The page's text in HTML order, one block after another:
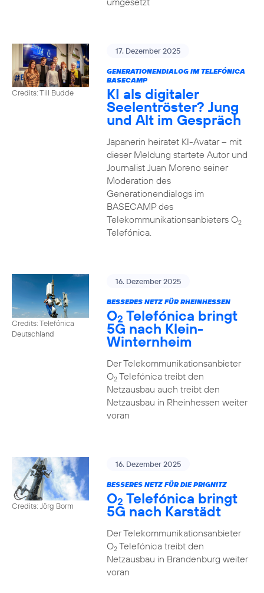
Credits: Till Budde
17. Dezember 2025
GENERATIONENDIALOG IM TELEFÓNICA
BASECAMP
KI als digitaler
Seelentröster? Jung
und Alt im Gespräch
Japanerin heiratet KI-Avatar – mit
dieser Meldung startete Autor und
Journalist Juan Moreno seiner
Moderation des
Generationendialogs im
BASECAMP des
Telekommunikationsanbieters O2
Telefónica.
Credits: Telefónica
Deutschland
16. Dezember 2025
BESSERES NETZ FÜR RHEINHESSEN
O2 Telefónica bringt
5G nach Klein-
Winternheim
Der Telekommunikationsanbieter
O2Telefónica treibt den
Netzausbau auch treibt den
Netzausbau in Rheinhessen weiter
voran
Credits: Jörg Borm
16. Dezember 2025
BESSERES NETZ FÜR DIE PRIGNITZ
O2 Telefónica bringt
5G nach Karstädt
Der Telekommunikationsanbieter
O2Telefónica treibt den
Netzausbau in Brandenburg weiter
voran